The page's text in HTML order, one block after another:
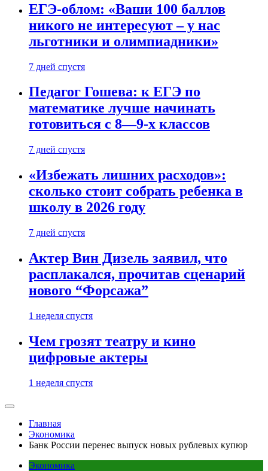
ЕГЭ-облом: «Ваши 100 баллов
никого не интересуют – у нас
льготники и олимпиадники»
7 дней спустя
Педагог Гошева: к ЕГЭ по
математике лучше начинать
готовиться с 8—9-х классов
7 дней спустя
«Избежать лишних расходов»:
сколько стоит собрать ребенка в
школу в 2026 году
7 дней спустя
Актер Вин Дизель заявил, что
расплакался, прочитав сценарий
нового “Форсажа”
1 неделя спустя
Чем грозят театру и кино
цифровые актеры
1 неделя спустя
Главная
Экономика
Банк России перенес выпуск новых рублевых купюр
Экономика